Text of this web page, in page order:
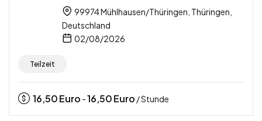
99974 Mühlhausen/Thüringen, Thüringen,
Deutschland
02/08/2026
Teilzeit
16,50Euro -16,50Euro / Stunde